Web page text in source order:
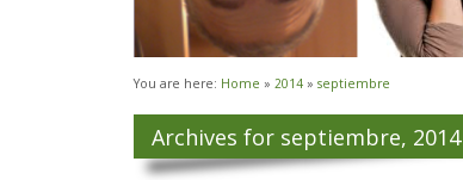
You are here: Home » 2014 » septiembre
Archives for septiembre, 2014